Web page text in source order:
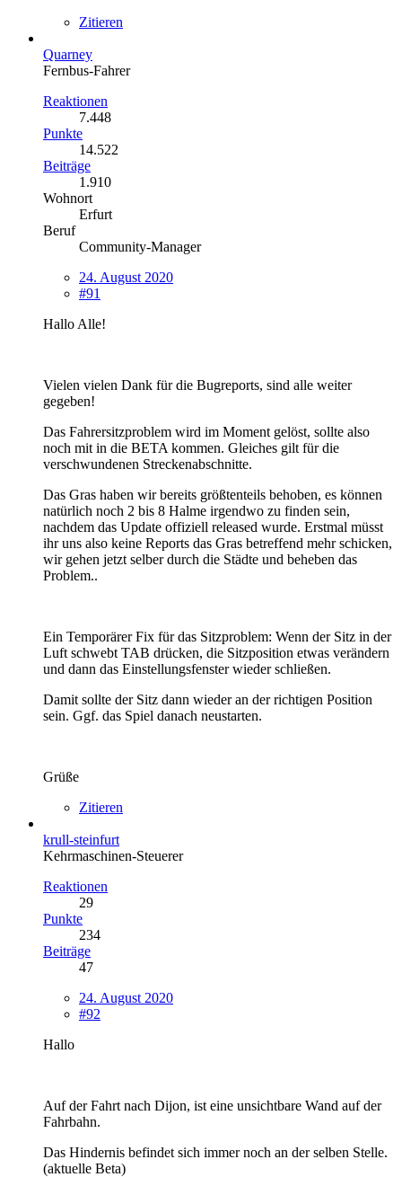
Zitieren
Quarney
Fernbus-Fahrer
Reaktionen
7.448
Punkte
14.522
Beiträge
1.910
Wohnort
Erfurt
Beruf
Community-Manager
24. August 2020
#91
Hallo Alle!
Vielen vielen Dank für die Bugreports, sind alle weiter
gegeben!
Das Fahrersitzproblem wird im Moment gelöst, sollte also
noch mit in die BETA kommen. Gleiches gilt für die
verschwundenen Streckenabschnitte.
Das Gras haben wir bereits größtenteils behoben, es können
natürlich noch 2 bis 8 Halme irgendwo zu finden sein,
nachdem das Update offiziell released wurde. Erstmal müsst
ihr uns also keine Reports das Gras betreffend mehr schicken,
wir gehen jetzt selber durch die Städte und beheben das
Problem..
Ein Temporärer Fix für das Sitzproblem: Wenn der Sitz in der
Luft schwebt TAB drücken, die Sitzposition etwas verändern
und dann das Einstellungsfenster wieder schließen.
Damit sollte der Sitz dann wieder an der richtigen Position
sein. Ggf. das Spiel danach neustarten.
Grüße
Zitieren
krull-steinfurt
Kehrmaschinen-Steuerer
Reaktionen
29
Punkte
234
Beiträge
47
24. August 2020
#92
Hallo
Auf der Fahrt nach Dijon, ist eine unsichtbare Wand auf der
Fahrbahn.
Das Hindernis befindet sich immer noch an der selben Stelle.
(aktuelle Beta)